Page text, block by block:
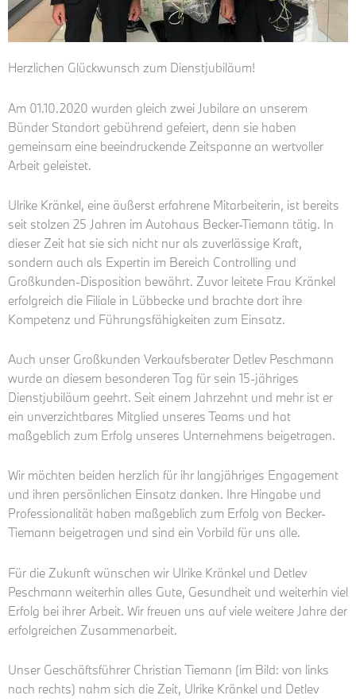
Herzlichen Glückwunsch zum Dienstjubiläum!
Am 01.10.2020 wurden gleich zwei Jubilare an unserem
Bünder Standort gebührend gefeiert, denn sie haben
gemeinsam eine beeindruckende Zeitspanne an wertvoller
Arbeit geleistet.
Ulrike Kränkel, eine äußerst erfahrene Mitarbeiterin, ist bereits
seit stolzen 25 Jahren im Autohaus Becker-Tiemann tätig. In
dieser Zeit hat sie sich nicht nur als zuverlässige Kraft,
sondern auch als Expertin im Bereich Controlling und
Großkunden-Disposition bewährt. Zuvor leitete Frau Kränkel
erfolgreich die Filiale in Lübbecke und brachte dort ihre
Kompetenz und Führungsfähigkeiten zum Einsatz.
Auch unser Großkunden Verkaufsberater Detlev Peschmann
wurde an diesem besonderen Tag für sein 15-jähriges
Dienstjubiläum geehrt. Seit einem Jahrzehnt und mehr ist er
ein unverzichtbares Mitglied unseres Teams und hat
maßgeblich zum Erfolg unseres Unternehmens beigetragen.
Wir möchten beiden herzlich für ihr langjähriges Engagement
und ihren persönlichen Einsatz danken. Ihre Hingabe und
Professionalität haben maßgeblich zum Erfolg von Becker-
Tiemann beigetragen und sind ein Vorbild für uns alle.
Für die Zukunft wünschen wir Ulrike Kränkel und Detlev
Peschmann weiterhin alles Gute, Gesundheit und weiterhin viel
Erfolg bei ihrer Arbeit. Wir freuen uns auf viele weitere Jahre der
erfolgreichen Zusammenarbeit.
Unser Geschäftsführer Christian Tiemann (im Bild: von links
nach rechts) nahm sich die Zeit, Ulrike Kränkel und Detlev